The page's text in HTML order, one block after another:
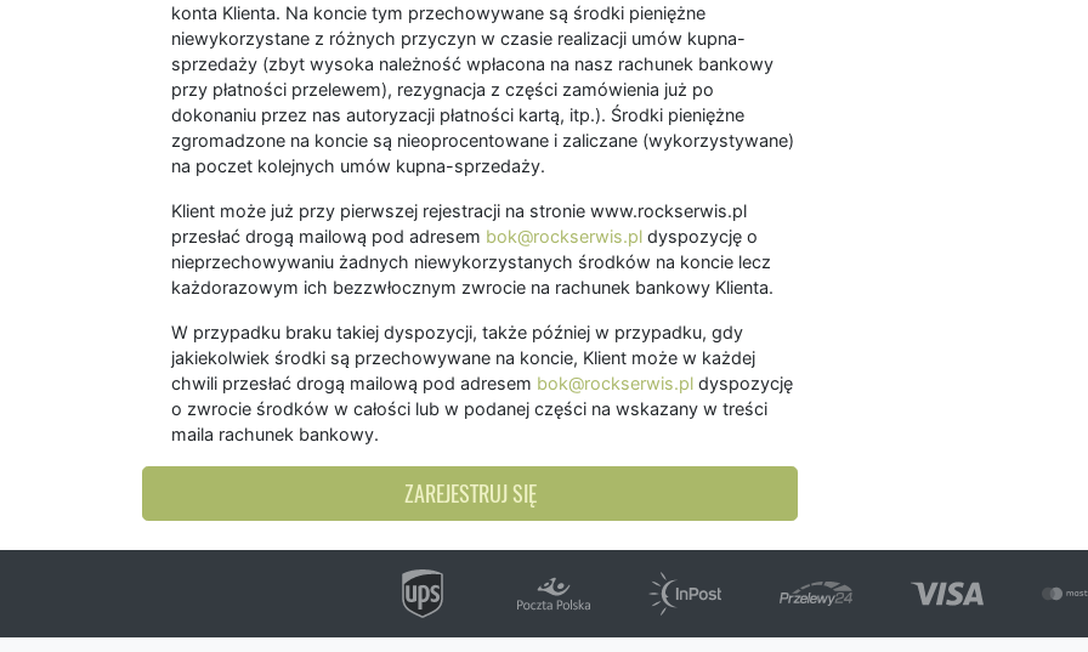
konta Klienta. Na koncie tym przechowywane są środki pieniężne
niewykorzystane z różnych przyczyn w czasie realizacji umów kupna-
sprzedaży (zbyt wysoka należność wpłacona na nasz rachunek bankowy
przy płatności przelewem), rezygnacja z części zamówienia już po
dokonaniu przez nas autoryzacji płatności kartą, itp.). Środki pieniężne
zgromadzone na koncie są nieoprocentowane i zaliczane (wykorzystywane)
na poczet kolejnych umów kupna-sprzedaży.
Klient może już przy pierwszej rejestracji na stronie www.rockserwis.pl
przesłać drogą mailową pod adresem bok@rockserwis.pl dyspozycję o
nieprzechowywaniu żadnych niewykorzystanych środków na koncie lecz
każdorazowym ich bezzwłocznym zwrocie na rachunek bankowy Klienta.
W przypadku braku takiej dyspozycji, także później w przypadku, gdy
jakiekolwiek środki są przechowywane na koncie, Klient może w każdej
chwili przesłać drogą mailową pod adresem bok@rockserwis.pl dyspozycję
o zwrocie środków w całości lub w podanej części na wskazany w treści
maila rachunek bankowy.
ZAREJESTRUJ SIĘ